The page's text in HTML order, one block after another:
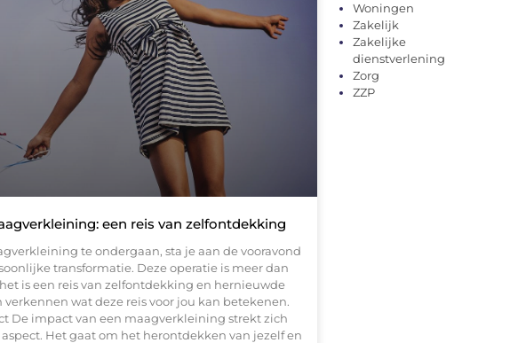
een reis van zelfontdekking
te ondergaan, sta je aan de vooravond
transformatie. Deze operatie is meer dan
is een reis van zelfontdekking en hernieuwde
verkennen wat deze reis voor jou kan betekenen.
De impact van een maagverkleining strekt zich
Het gaat om het herontdekken van jezelf en
Woningen
Zakelijk
Zakelijke
dienstverlening
Zorg
ZZP